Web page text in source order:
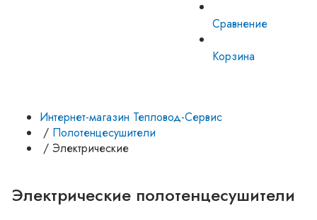
Сравнение
Корзина
Интернет-магазин Тепловод-Сервис
/ Полотенцесушители
/ Электрические
Электрические полотенцесушители